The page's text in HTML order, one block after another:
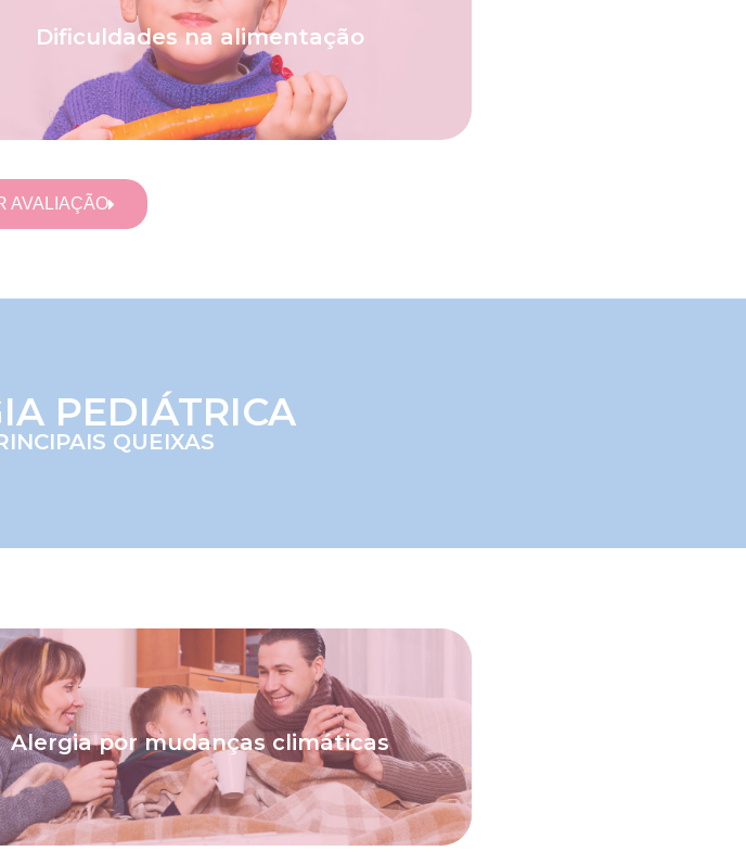
Dificuldades na alimentação
crianças têm dificuldades para aceitar novos
Mas, é importante continuar insistindo e
dar o exemplo de uma boa alimentação. Siga as
do pediatra para oferecer a alimentação
AVALIAÇÃO
PEDIÁTRICA
QUEIXAS
Alergia por mudanças climáticas
ser um caso de rinite alérgica mal controlada. É
identificar os fatores desencadeantes que
a mucosa nasal de forma crônica e, então,
um tratamento específico para a melhora
deste sintoma.